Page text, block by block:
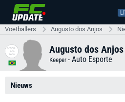
Voetballers Augusto dos Anjos
Augusto dos Anjos
Keeper - Auto Esporte
Nieuws